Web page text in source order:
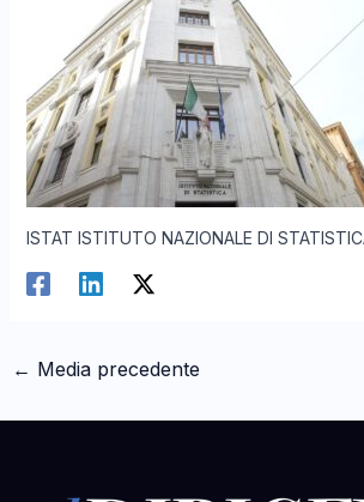
ISTAT ISTITUTO NAZIONALE DI
← Media precedente